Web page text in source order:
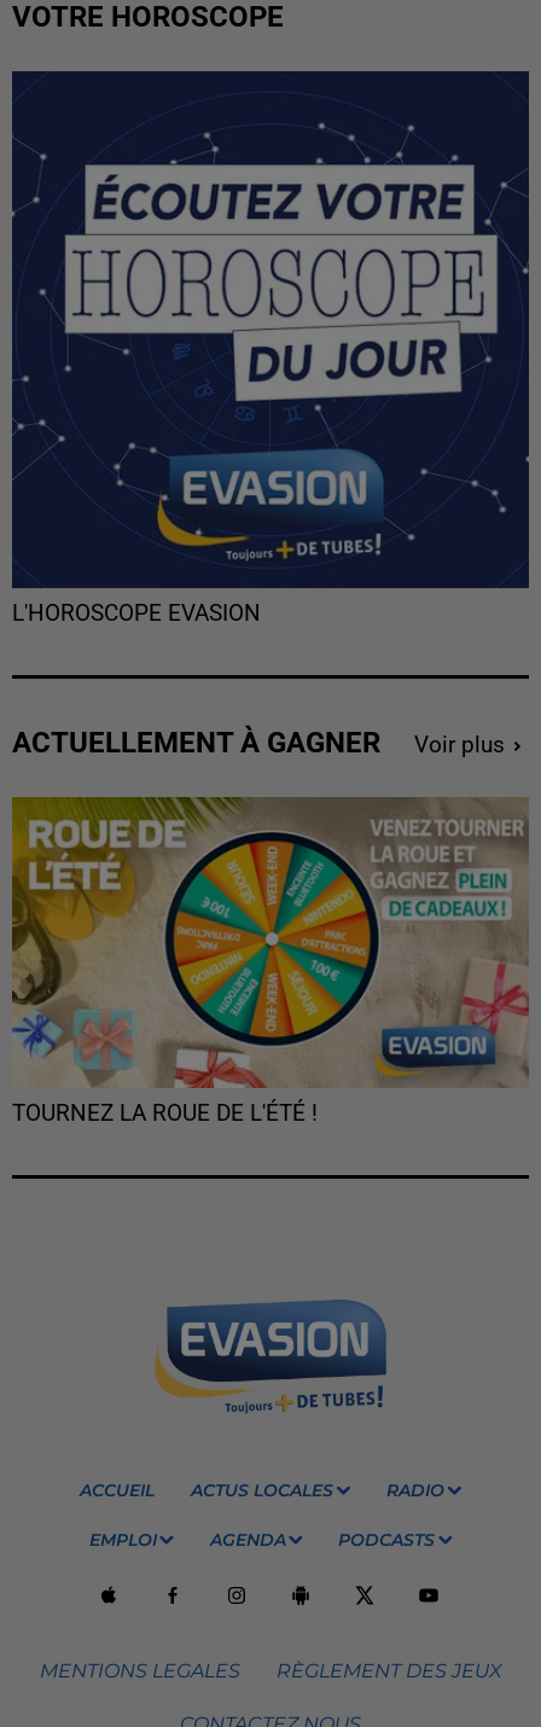
VOTRE HOROSCOPE
L'HOROSCOPE EVASION
ACTUELLEMENT À GAGNER Voir plus
TOURNEZ LA ROUE DE L'ÉTÉ !
ACCUEIL ACTUS LOCALES RADIO
EMPLOI AGENDA PODCASTS
MENTIONS LEGALES RÈGLEMENT DES JEUX